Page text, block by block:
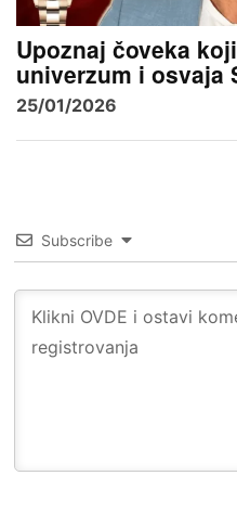
Upoznaj čoveka
univerzum i osvaja
25/01/2026
Subscribe